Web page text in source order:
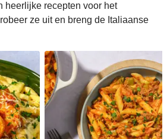
heerlijke recepten voor het
ze uit en breng de Italiaanse